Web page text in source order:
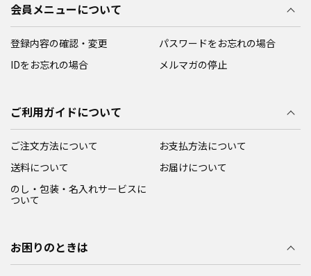
会員メニューについて
登録内容の確認・変更
パスワードをお忘れの場合
IDをお忘れの場合
メルマガの停止
ご利用ガイドについて
ご注文方法について
お支払方法について
送料について
お届けについて
のし・包装・名入れサービスに
ついて
お困りのときは